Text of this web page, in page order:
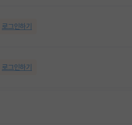
로그인하기
로그인하기